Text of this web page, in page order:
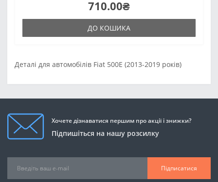
710.00₴
ДО КОШИКА
Деталі для автомобілів Fiat 500E (2013-2019 років)
Хочете дізнаватися першим про акції і знижки?
Підпишіться на нашу розсилку
Підписатися